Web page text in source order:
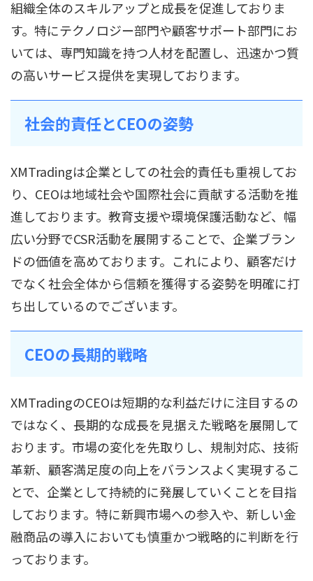
組織全体のスキルアップと成長を促進しておりま
す。特にテクノロジー部門や顧客サポート部門にお
いては、専門知識を持つ人材を配置し、迅速かつ質
の高いサービス提供を実現しております。
社会的責任とCEOの姿勢
XMTradingは企業としての社会的責任も重視してお
り、CEOは地域社会や国際社会に貢献する活動を推
進しております。教育支援や環境保護活動など、幅
広い分野でCSR活動を展開することで、企業ブラン
ドの価値を高めております。これにより、顧客だけ
でなく社会全体から信頼を獲得する姿勢を明確に打
ち出しているのでございます。
CEOの長期的戦略
XMTradingのCEOは短期的な利益だけに注目するの
ではなく、長期的な成長を見据えた戦略を展開して
おります。市場の変化を先取りし、規制対応、技術
革新、顧客満足度の向上をバランスよく実現するこ
とで、企業として持続的に発展していくことを目指
しております。特に新興市場への参入や、新しい金
融商品の導入においても慎重かつ戦略的に判断を行
っております。